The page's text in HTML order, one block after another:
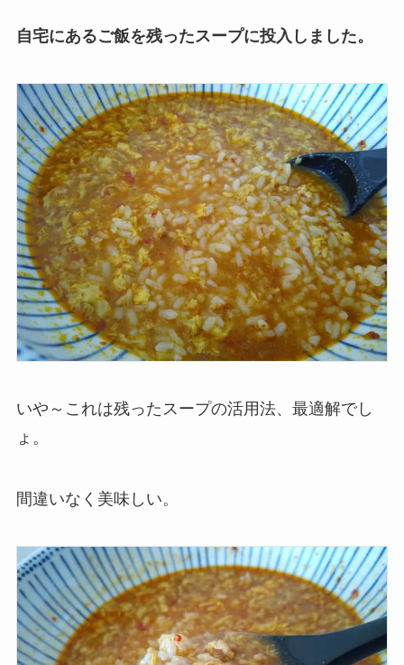
自宅にあるご飯を残ったスープに投入しました。
いや～これは残ったスープの活用法、最適解でし
ょ。
間違いなく美味しい。